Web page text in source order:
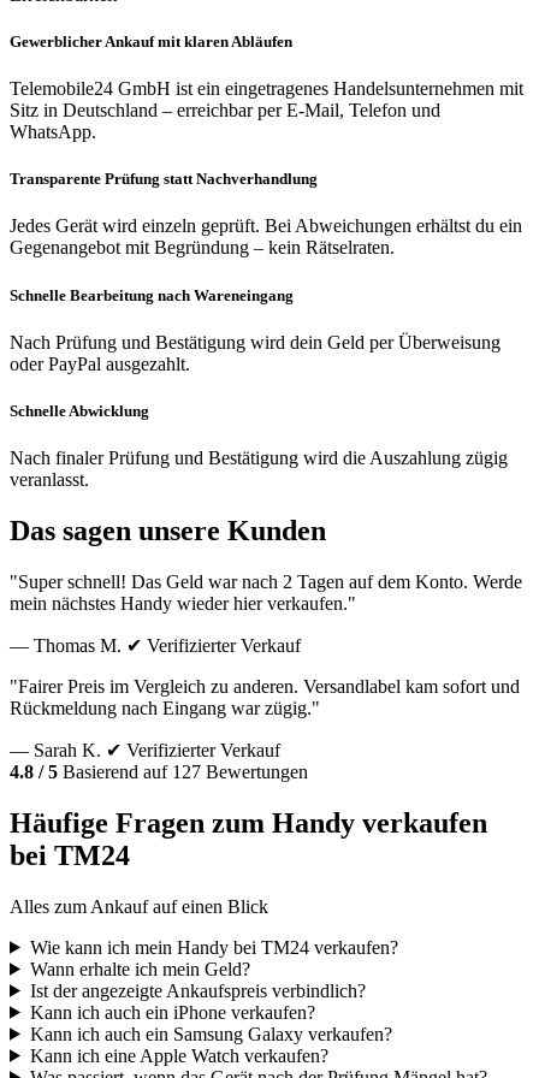
Gewerblicher Ankauf mit klaren Abläufen
Telemobile24 GmbH ist ein eingetragenes Handelsunternehmen mit
Sitz in Deutschland – erreichbar per E-Mail, Telefon und
WhatsApp.
Transparente Prüfung statt Nachverhandlung
Jedes Gerät wird einzeln geprüft. Bei Abweichungen erhältst du ein
Gegenangebot mit Begründung – kein Rätselraten.
Schnelle Bearbeitung nach Wareneingang
Nach Prüfung und Bestätigung wird dein Geld per Überweisung
oder PayPal ausgezahlt.
Schnelle Abwicklung
Nach finaler Prüfung und Bestätigung wird die Auszahlung zügig
veranlasst.
Das sagen unsere Kunden
"Super schnell! Das Geld war nach 2 Tagen auf dem Konto. Werde
mein nächstes Handy wieder hier verkaufen."
— Thomas M. ✔ Verifizierter Verkauf
"Fairer Preis im Vergleich zu anderen. Versandlabel kam sofort und
Rückmeldung nach Eingang war zügig."
— Sarah K. ✔ Verifizierter Verkauf
4.8 / 5 Basierend auf 127 Bewertungen
Häufige Fragen zum Handy verkaufen
bei TM24
Alles zum Ankauf auf einen Blick
Wie kann ich mein Handy bei TM24 verkaufen?
Wann erhalte ich mein Geld?
Ist der angezeigte Ankaufspreis verbindlich?
Kann ich auch ein iPhone verkaufen?
Kann ich auch ein Samsung Galaxy verkaufen?
Kann ich eine Apple Watch verkaufen?